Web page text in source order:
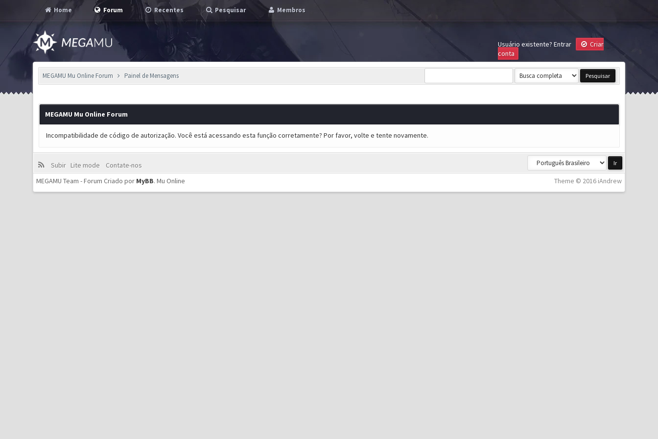
Home Forum Recentes Pesquisar Membros
Usuário existente? Entrar
Criar
conta
MEGAMU Mu Online Forum Painel de Mensagens
MEGAMU Mu Online Forum
Incompatibilidade de código de autorização. Você está acessando esta função corretamente? Por favor, volte e tente novamente.
Subir Lite mode
Contate-nos
Theme © 2016 iAndrew
MEGAMU Team - Forum Criado por MyBB.Mu Online